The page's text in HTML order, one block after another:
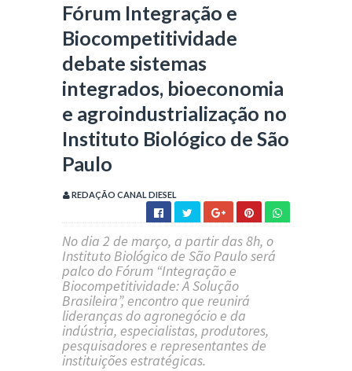
Fórum Integração e
Biocompetitividade
debate sistemas
integrados, bioeconomia
e agroindustrialização no
Instituto Biológico de São
Paulo
REDAÇÃO CANAL DIESEL
No dia 2 de março, a partir das8h, o
Instituto Biológico de São Pauloserá
palco do Fórum “Integração e
Biocompetitividade: A Solução
Brasileira”, encontro que reunirá
lideranças do agronegócio e da
indústria, especialistas, produtores,
pesquisadores e representantes de
instituições estratégicas.